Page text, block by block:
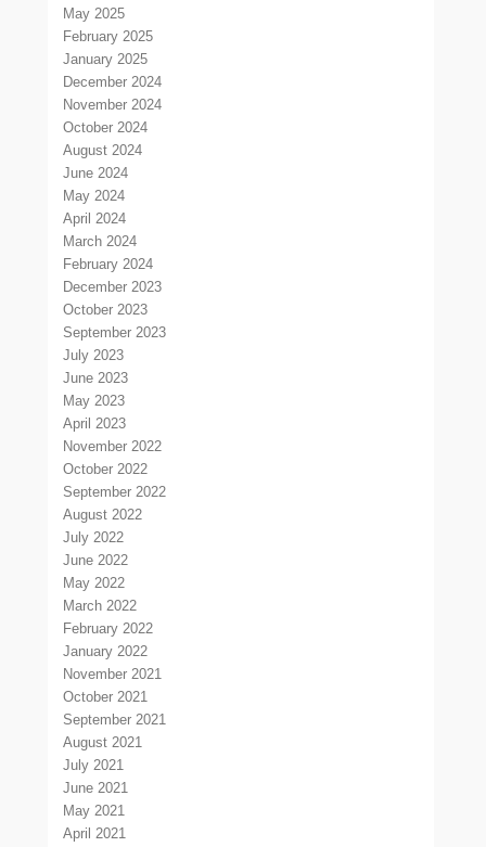
May 2025
February 2025
January 2025
December 2024
November 2024
October 2024
August 2024
June 2024
May 2024
April 2024
March 2024
February 2024
December 2023
October 2023
September 2023
July 2023
June 2023
May 2023
April 2023
November 2022
October 2022
September 2022
August 2022
July 2022
June 2022
May 2022
March 2022
February 2022
January 2022
November 2021
October 2021
September 2021
August 2021
July 2021
June 2021
May 2021
April 2021